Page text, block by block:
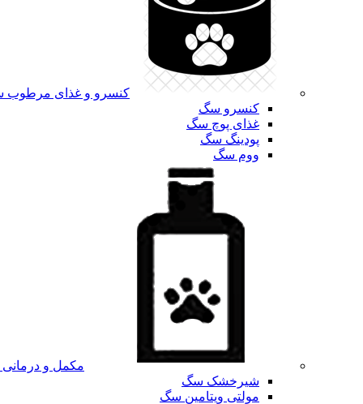
کنسرو و غذای
کنسرو سگ
غذای پوچ سگ
پودینگ سگ
ووم سگ
مکمل و
شیرخشک سگ
مولتی ویتامین سگ